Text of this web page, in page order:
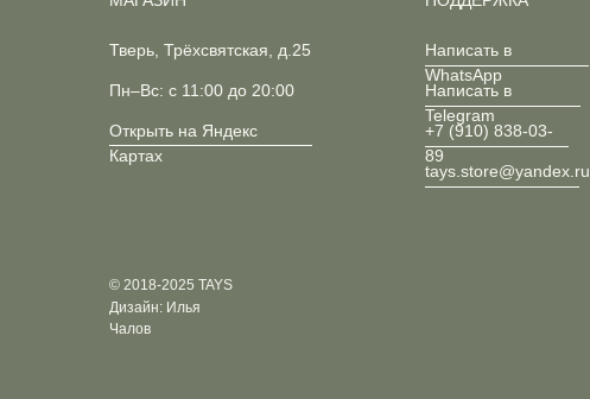
Тверь, Трёхсвятская, д.25
Пн–Вс: с 11:00 до 20:00
Открыть на Яндекс
Картах
Написать в
WhatsApp
Написать в
Telegram
+7 (910) 838-03-
89
tays.store@yandex.ru
© 2018-2025 TAYS
Дизайн: Илья
Чалов